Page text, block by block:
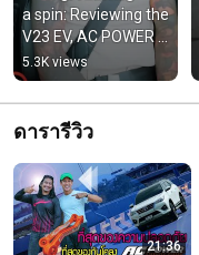
a spin: Reviewing the
V23 EV, AC POWER
edition
5.3K views
ดารารีวิว
21:36